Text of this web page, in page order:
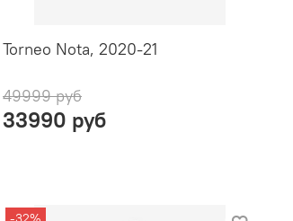
Torneo Nota, 2020-21
49999 руб
33990 руб